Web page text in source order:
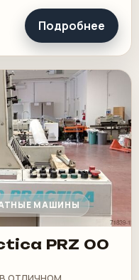
Подробнее
МАШИНЫ
PRZ 00